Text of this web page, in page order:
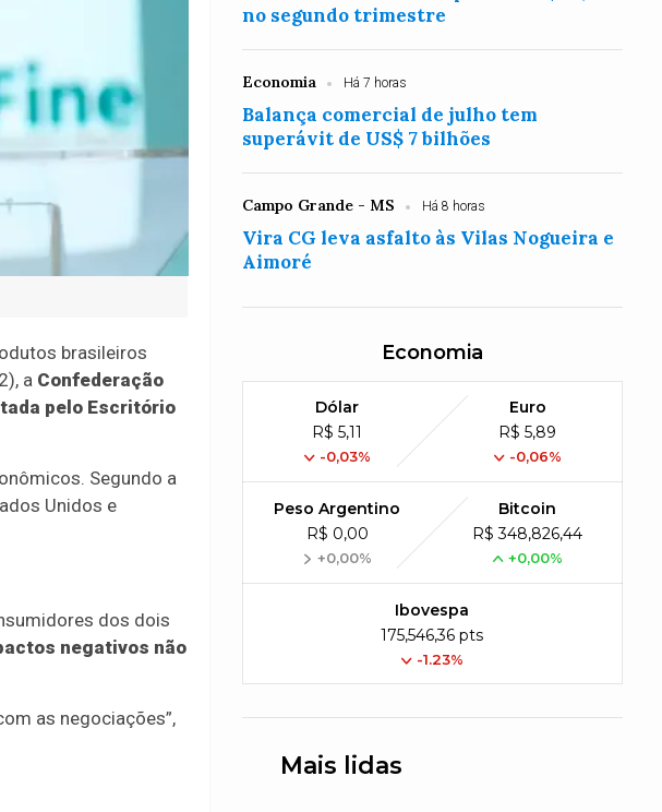
brasileiros
a Confederação
pelo Escritório
Segundo a
Unidos e
dos dois
negativos não
as negociações”,
no segundo trimestre
Economia Há 7 horas
Balança comercial de julho tem
superávit de US$ 7 bilhões
Campo Grande - MS Há 8 horas
Vira CG leva asfalto às Vilas Nogueira e
Aimoré
Economia
Dólar
R$ 5,11
-0,03%
Euro
R$ 5,89
-0,06%
Peso Argentino
R$ 0,00
+0,00%
Bitcoin
R$ 348,826,44
+0,00%
Ibovespa
175,546,36 pts
-1.23%
Mais lidas